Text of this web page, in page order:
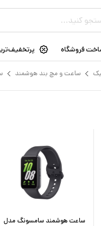
فروشگاه
ساعت و مچ بند هوشمند
ساعت هوشمند سامسونگ مدل